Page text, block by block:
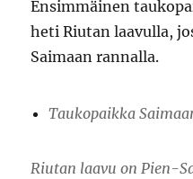
Ensimmäinen
heti Riutan laavulla,
Saimaan rannalla.
Taukopaikka
Riutan laavu on Pien-